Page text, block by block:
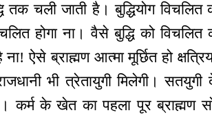
तक चली जाती है। बुद्धियोग
होगा ना। वैसे बुद्धि को
ना! ऐसे ब्राह्मण आत्मा मूर्छित हो
भी त्रेतायुगी मिलेगी।
कर्म के खेत का पहला पूर